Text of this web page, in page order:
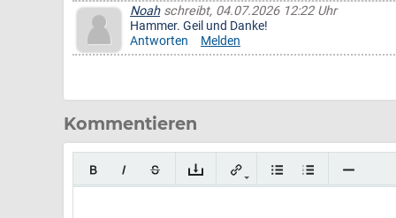
Noahschreibt, 04.07.2026 12:22 Uhr
Hammer. Geil und Danke!
Antworten
Melden
Kommentieren